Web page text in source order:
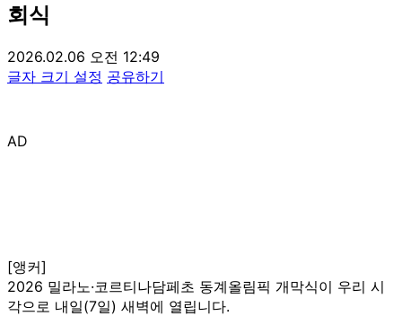
회식
2026.02.06 오전 12:49
글자 크기 설정 공유하기
AD
[앵커]
2026 밀라노·코르티나담페초 동계올림픽 개막식이 우리 시
각으로 내일(7일) 새벽에 열립니다.